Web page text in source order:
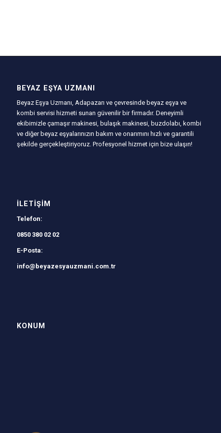
BEYAZ EŞYA UZMANI
Beyaz Eşya Uzmanı, Adapazarı ve çevresinde beyaz eşya ve
kombi servisi hizmeti sunan güvenilir bir firmadır. Deneyimli
ekibimizle çamaşır makinesi, bulaşık makinesi, buzdolabı, kombi
ve diğer beyaz eşyalarınızın bakım ve onarımını hızlı ve garantili
şekilde gerçekleştiriyoruz. Profesyonel hizmet için bize ulaşın!
İLETIŞIM
Telefon:
0850 380 02 02
E-Posta:
info@beyazesyauzmani.com.tr
KONUM